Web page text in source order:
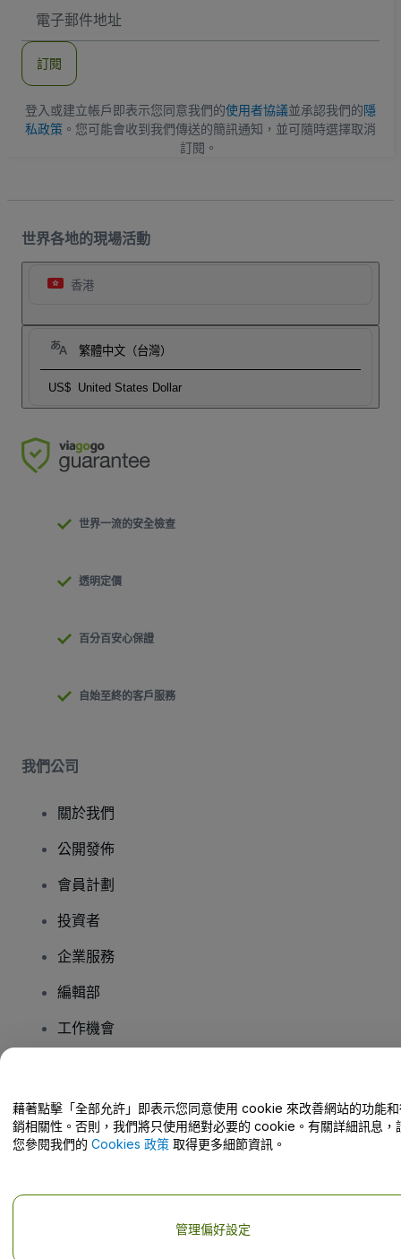
子
地
訂閱
登入或建立帳戶即表示您同意我們的使用者協議並承認我們的隱
私政策 。您可能會收到我們傳送的簡訊通知，並可隨時選擇取消
訂閱。
世界各地的現場活動
香港
繁體中文（台灣）
US$ United States Dollar
世界一流的安全檢查
透明定價
百分百安心保證
自始至終的客戶服務
我們公司
關於我們
公開發佈
會員計劃
投資者
企業服務
編輯部
工作機會
幫助中心 / 聯絡我們
公司詳情
藉著點擊「全部允許」即表示您同意使用 cookie 來改善網站的功能
銷相關性。否則，我們將只使用絕對必要的 cookie。有關詳細訊息，
您參閱我們的 Cookies 政策 取得更多細節資訊。
管理偏好設定